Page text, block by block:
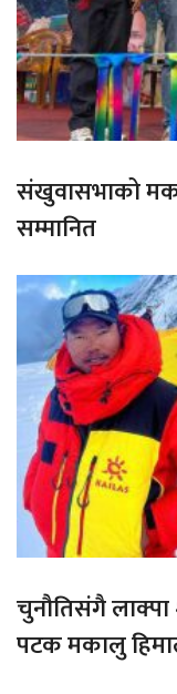
संखुवासभाको
सम्मानित
चुनौतिसंगै लाक्पा
पटक मकालु